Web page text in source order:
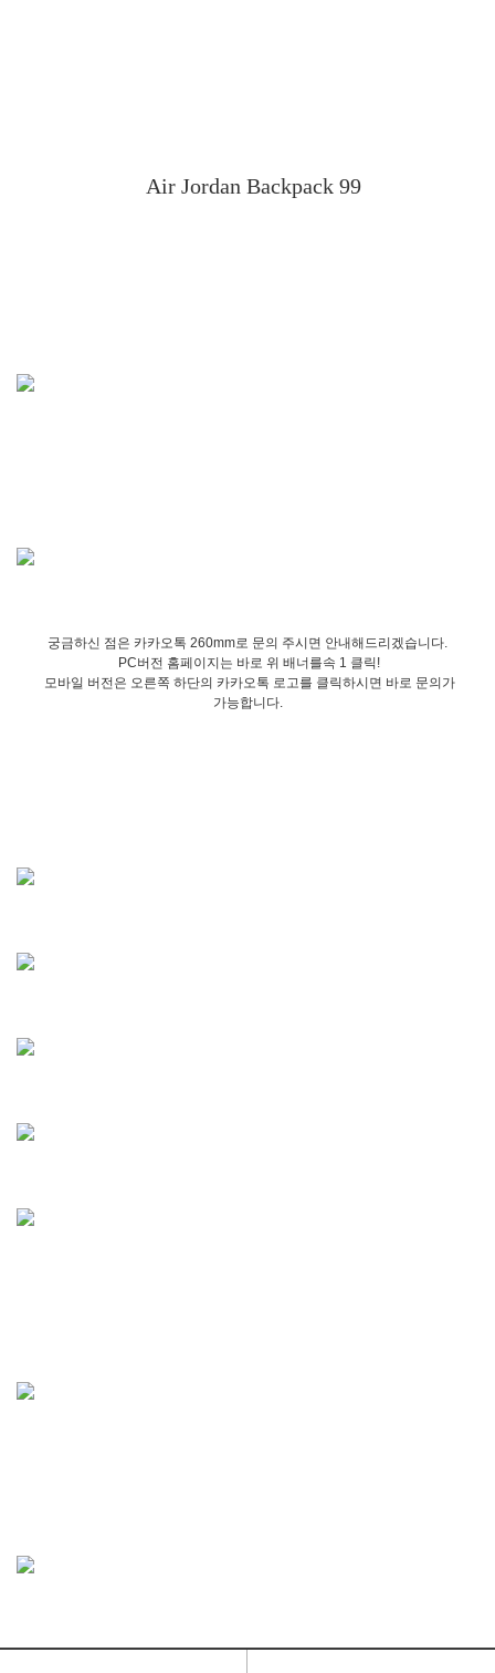
Air Jordan Backpack 99
궁금하신 점은 카카오톡 260mm로 문의 주시면 안내해드리겠습니다.
PC버전 홈페이지는 바로 위 배너를속 1 클릭!
모바일 버전은 오른쪽 하단의 카카오톡 로고를 클릭하시면 바로 문의가
가능합니다.